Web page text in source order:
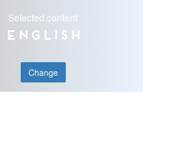
Selected content
English
Change